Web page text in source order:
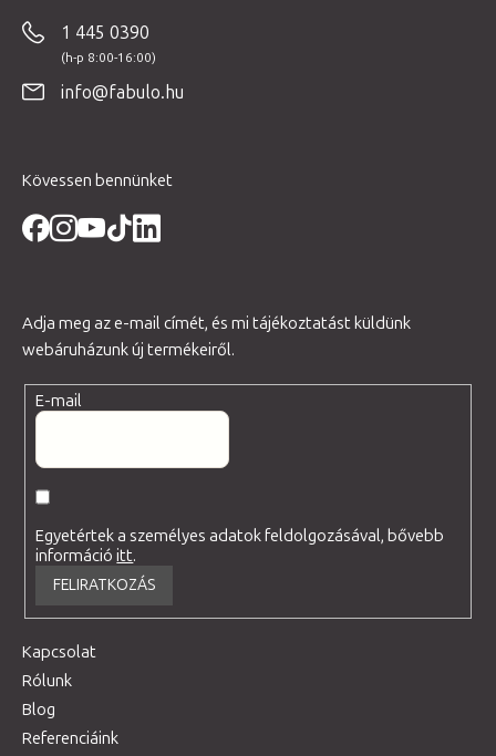
1 445 0390
info@fabulo.hu
Kövessen bennünket
Adja meg az e-mail címét, és mi tájékoztatást küldünk
webáruházunk új termékeiről.
E-mail
Egyetértek a személyes adatok feldolgozásával, bővebb
információitt.
FELIRATKOZÁS
Kapcsolat
Rólunk
Blog
Referenciáink